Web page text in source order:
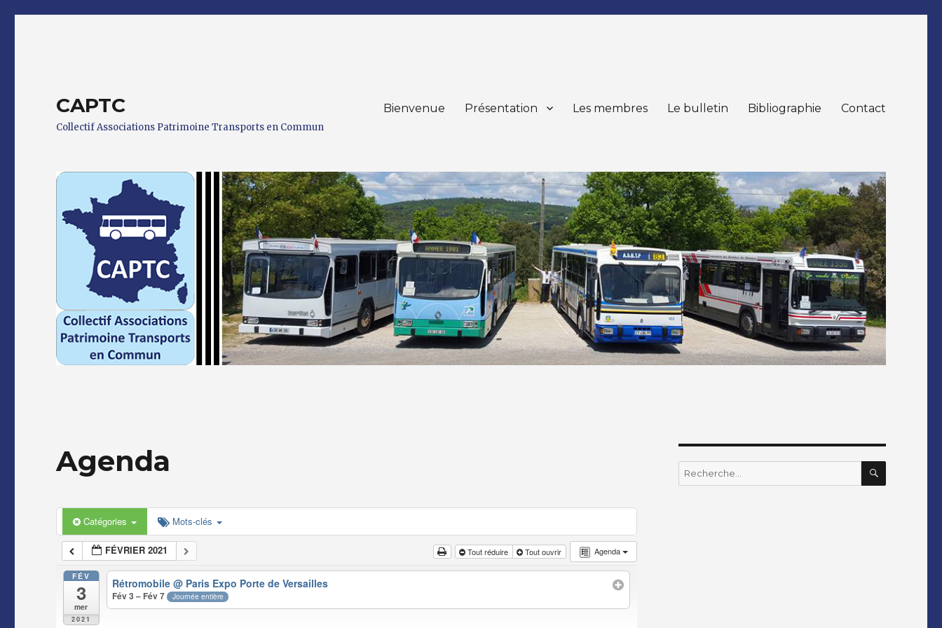
CAPTC
Collectif Associations Patrimoine Transports en Commun
Bienvenue Présentation Les membres Le bulletin Bibliographie Contact
Agenda
Catégories Mots-clés
Agenda
FÉVRIER 2021 Tout réduire Tout ouvrir
FÉV
3
mer
2021
Rétromobile@ Paris Expo Porte de Versailles
Fév 3 – Fév 7 Journée entière
Recherche
pour